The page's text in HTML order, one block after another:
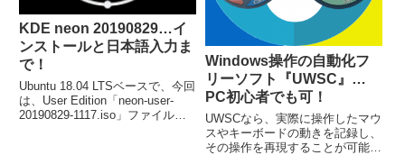
KDE neon 20190829…イ
ンストールと日本語入力ま
で！
Ubuntu 18.04 LTSベースで、今回
は、User Edition「neon-user-
20190829-1117.iso」ファイルを
Windows操作の自動化フ
リーソフト『UWSC』…
PC初心者でも可！
UWSCなら、実際に操作したマウ
スやキーボードの動きを記録し、
その操作を再現することが可能で